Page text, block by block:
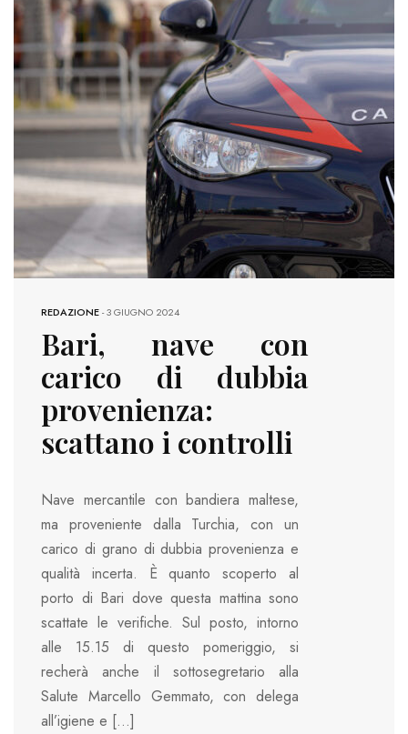
REDAZIONE-3 GIUGNO 2024
Bari, nave con
carico di dubbia
provenienza:
scattano i controlli
Nave mercantile con bandiera maltese,
ma proveniente dalla Turchia, con un
carico di grano di dubbia provenienza e
qualità incerta. È quanto scoperto al
porto di Bari dove questa mattina sono
scattate le verifiche. Sul posto, intorno
alle 15.15 di questo pomeriggio, si
recherà anche il sottosegretario alla
Salute Marcello Gemmato, con delega
all’igiene e […]